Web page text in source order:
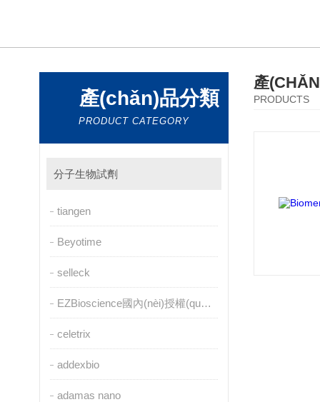
產(chǎn)品分類
PRODUCT CATEGORY
分子生物試劑
tiangen
Beyotime
selleck
EZBioscience國內(nèi)授權(quán)代理
celetrix
addexbio
adamas nano
產
PRODUCTS